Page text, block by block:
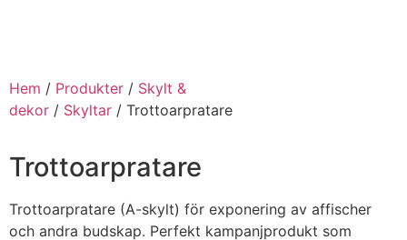
Hem / Produkter / Skylt &
dekor / Skyltar / Trottoarpratare
Trottoarpratare
Trottoarpratare (A-skylt) för exponering av affischer
och andra budskap. Perfekt kampanjprodukt som